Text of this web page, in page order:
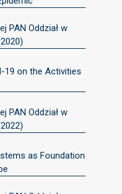
PAN Oddział w
19 on the Activities
PAN Oddział w
as Foundation